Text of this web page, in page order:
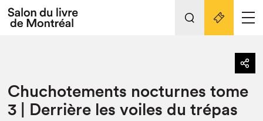
Préparer sa visite au Salon
Nos activités
Liens pratiques
Chuchotements nocturnes tome
3 | Derrière les voiles du trépas